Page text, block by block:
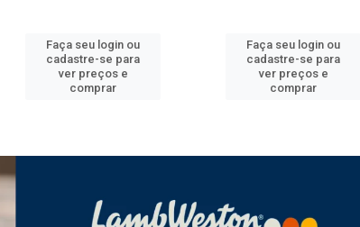
Faça seu login ou
cadastre-se para
ver preços e
comprar
Faça seu login ou
cadastre-se para
ver preços e
comprar